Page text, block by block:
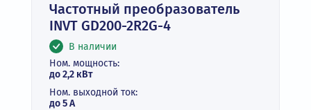
Частотный преобразователь
INVT GD200-2R2G-4
В наличии
Ном. мощность:
до 2,2 кВт
Ном. выходной ток:
до 5 А